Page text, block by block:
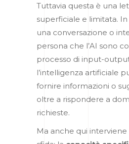
Tuttavia questa è una
superficiale e limitata.
una conversazione o
persona che l’AI sono
processo di input-
l’intelligenza artificiale
fornire informazioni o
oltre a rispondere a
richieste.
Ma anche qui interviene